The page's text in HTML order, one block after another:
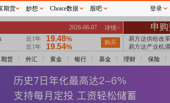
期货 外汇 黄金 银行 基金 理财 保险
期货 妙想 Choice数据 股吧 登录